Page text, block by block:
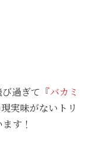
過ぎて 『バカミ
実味がないトリ
す！